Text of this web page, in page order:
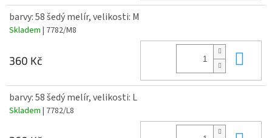
barvy: 58 šedý melír, velikosti: M
Skladem | 7782/M8
360 Kč
barvy: 58 šedý melír, velikosti: L
Skladem | 7782/L8